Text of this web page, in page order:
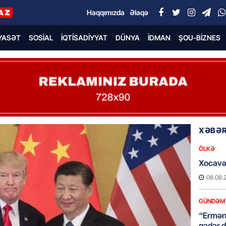
Haqqımızda Əlaqə
SOSIAL İQTISADIYYAT DÜNYA İDMAN ŞOU-BIZNES
ÖLKƏ
GÜNDƏM